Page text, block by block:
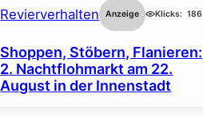
Revierverhalten Anzeige Klicks: 186
Shoppen, Stöbern, Flanieren:
2. Nachtflohmarkt am 22.
August in der Innenstadt